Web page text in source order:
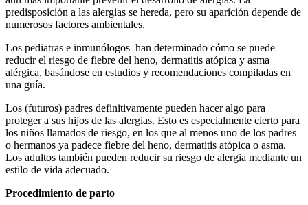
predisposición a las alergias se hereda, pero su aparición depende de
numerosos factores ambientales.
Los pediatras e inmunólogos han determinado cómo se puede
reducir el riesgo de fiebre del heno, dermatitis atópica y asma
alérgica, basándose en estudios y recomendaciones compiladas en
una guía.
Los (futuros) padres definitivamente pueden hacer algo para
proteger a sus hijos de las alergias. Esto es especialmente cierto para
los niños llamados de riesgo, en los que al menos uno de los padres
o hermanos ya padece fiebre del heno, dermatitis atópica o asma.
Los adultos también pueden reducir su riesgo de alergia mediante un
estilo de vida adecuado.
Procedimiento de parto